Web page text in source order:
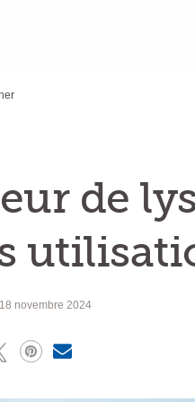
de
18 novembre 2024